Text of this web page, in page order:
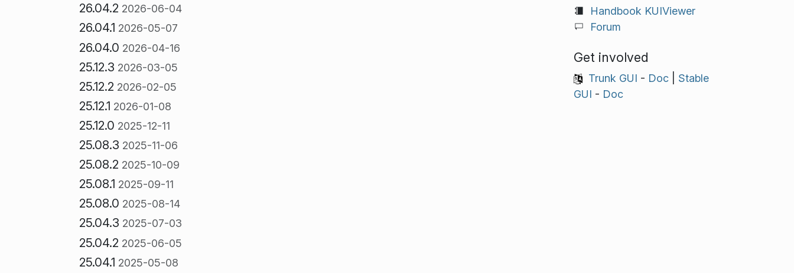
26.04.2 2026-06-04
26.04.1 2026-05-07
26.04.0 2026-04-16
25.12.3 2026-03-05
25.12.2 2026-02-05
25.12.1 2026-01-08
25.12.0 2025-12-11
25.08.3 2025-11-06
25.08.2 2025-10-09
25.08.1 2025-09-11
25.08.0 2025-08-14
25.04.3 2025-07-03
25.04.2 2025-06-05
25.04.1 2025-05-08
Handbook KUIViewer
Forum
Get involved
Trunk GUI - Doc| Stable
GUI - Doc